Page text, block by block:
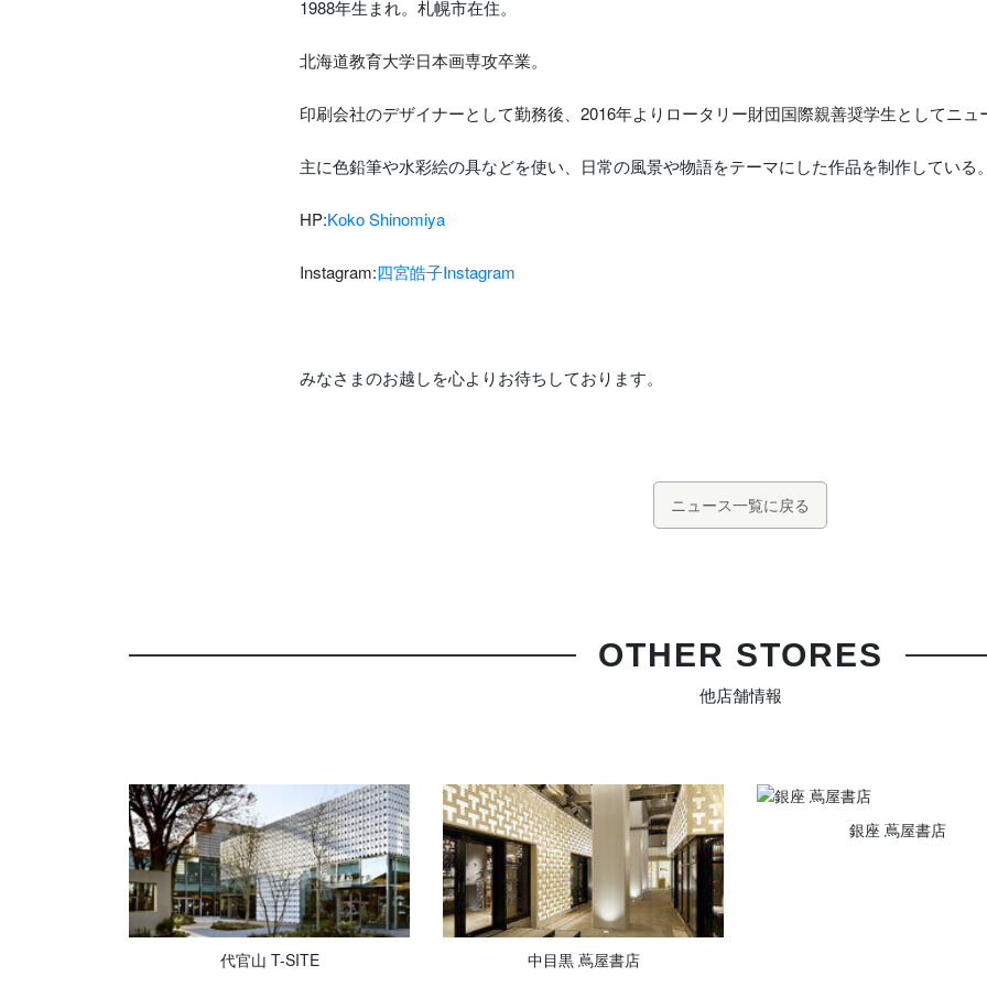
1988年生まれ。札幌市在住。
北海道教育大学日本画専攻卒業。
印刷会社のデザイナーとして勤務後、2016年よりロータリー財団国際親善奨学生としてニュ
主に色鉛筆や水彩絵の具などを使い、日常の風景や物語をテーマにした作品を制作している。
HP:Koko Shinomiya
Instagram:四宮皓子Instagram
みなさまのお越しを心よりお待ちしております。
ニュース一覧に戻る
OTHER STORES
他店舗情報
代官山 T-SITE 中目黒 蔦屋書店
銀座 蔦屋書店